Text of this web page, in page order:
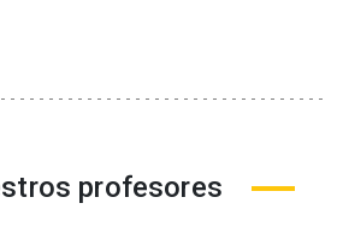
profesores